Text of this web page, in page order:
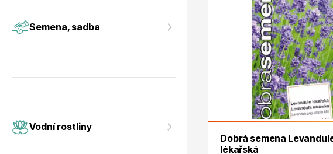
Růže KORDES
Drobná ovoce
Dobrá semena
lékařská
Semena, sadba
Vodní rostliny